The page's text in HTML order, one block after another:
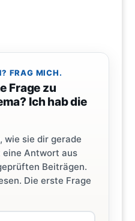
FRAG MICH.
Frage zu
Ich hab die
sie dir gerade
eine Antwort aus
Beiträgen.
Die erste Frage